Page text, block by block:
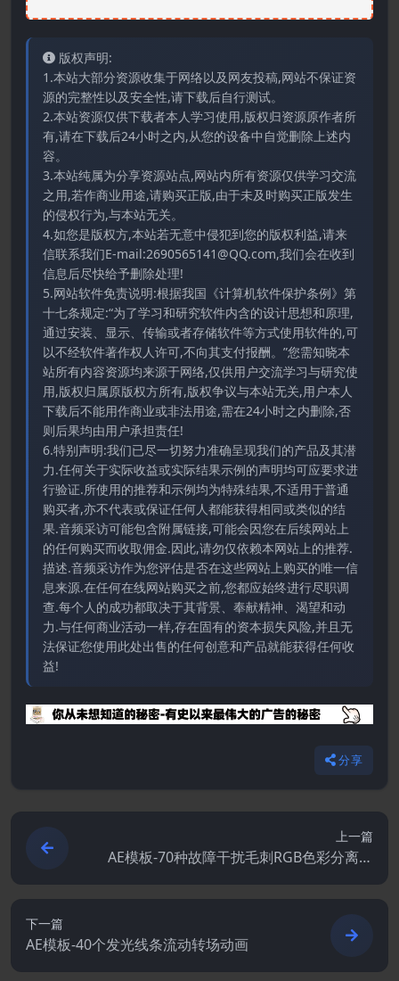
版权声明:
1.本站大部分资源收集于网络以及网友投稿,网站不保证资
源的完整性以及安全性,请下载后自行测试。
2.本站资源仅供下载者本人学习使用,版权归资源原作者所
有,请在下载后24小时之内,从您的设备中自觉删除上述内
容。
3.本站纯属为分享资源站点,网站内所有资源仅供学习交流
之用,若作商业用途,请购买正版,由于未及时购买正版发生
的侵权行为,与本站无关。
4.如您是版权方,本站若无意中侵犯到您的版权利益,请来
信联系我们E-mail:2690565141@QQ.com,我们会在收到
信息后尽快给予删除处理!
5.网站软件免责说明:根据我国《计算机软件保护条例》第
十七条规定:“为了学习和研究软件内含的设计思想和原理,
通过安装、显示、传输或者存储软件等方式使用软件的,可
以不经软件著作权人许可,不向其支付报酬。”您需知晓本
站所有内容资源均来源于网络,仅供用户交流学习与研究使
用,版权归属原版权方所有,版权争议与本站无关,用户本人
下载后不能用作商业或非法用途,需在24小时之内删除,否
则后果均由用户承担责任!
6.特别声明:我们已尽一切努力准确呈现我们的产品及其潜
力.任何关于实际收益或实际结果示例的声明均可应要求进
行验证.所使用的推荐和示例均为特殊结果,不适用于普通
购买者,亦不代表或保证任何人都能获得相同或类似的结
果.音频采访可能包含附属链接,可能会因您在后续网站上
的任何购买而收取佣金.因此,请勿仅依赖本网站上的推荐.
描述.音频采访作为您评估是否在这些网站上购买的唯一信
息来源.在任何在线网站购买之前,您都应始终进行尽职调
查.每个人的成功都取决于其背景、奉献精神、渴望和动
力.与任何商业活动一样,存在固有的资本损失风险,并且无
法保证您使用此处出售的任何创意和产品就能获得任何收
益!
分享
上一篇
AE模板-70种故障干扰毛刺RGB色彩分离文
下一篇
AE模板-40个发光线条流动转场动画